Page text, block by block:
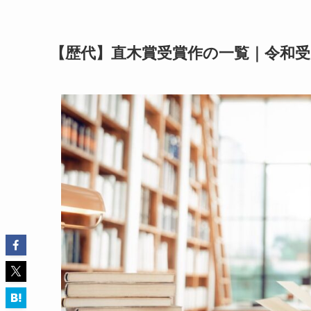
【歴代】直木賞受賞作の一覧｜令和